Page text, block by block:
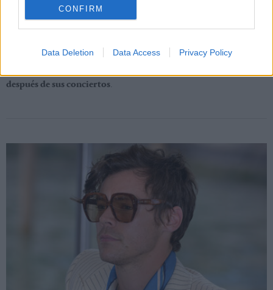
CONFIRM
Data Deletion Data Access Privacy Policy
helados. Y cuando hablamos de baños helados, nos referimos
literalmente abaños llenos de hielo. Esta rutina, que es muy
común entre deportistas para relajar músculos y recuperarse
después de sus conciertos.